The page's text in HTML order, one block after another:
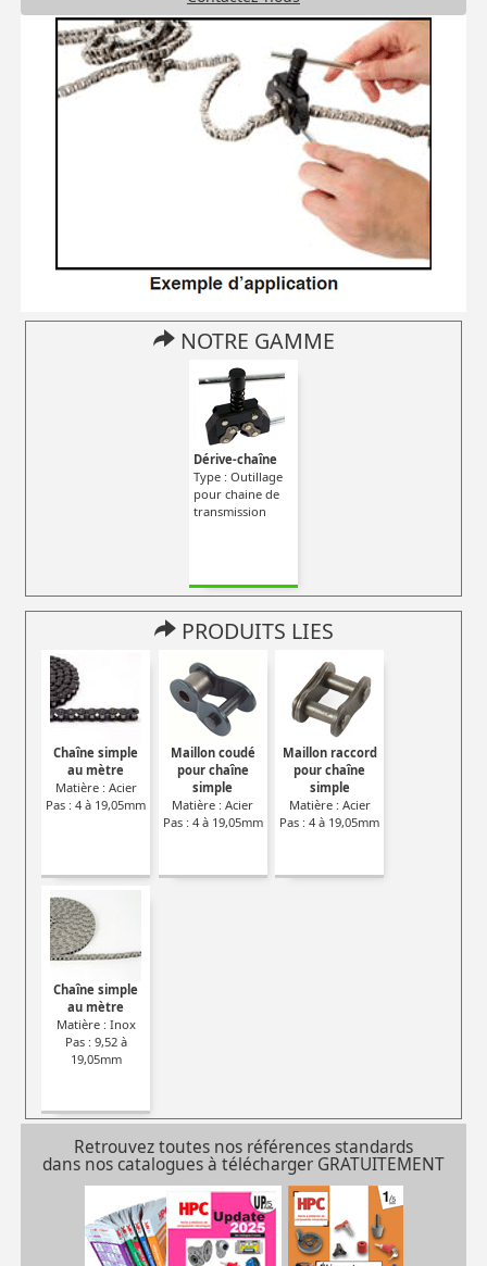
NOTRE GAMME
Dérive-chaîne
Type : Outillage
pour chaine de
transmission
PRODUITS LIES
Chaîne simple
au mètre
Matière : Acier
Pas : 4 à 19,05mm
Maillon coudé
pour chaîne
simple
Matière : Acier
Pas : 4 à 19,05mm
Maillon raccord
pour chaîne
simple
Matière : Acier
Pas : 4 à 19,05mm
Chaîne simple
au mètre
Matière : Inox
Pas : 9,52 à
19,05mm
Retrouvez toutes nos références standards
dans nos catalogues à télécharger GRATUITEMENT